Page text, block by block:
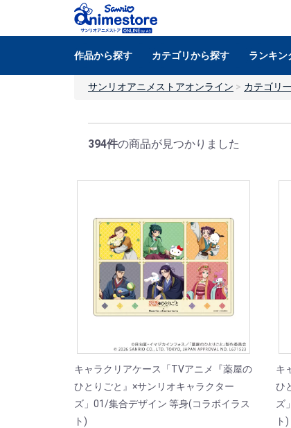
作品から探す カテゴリから探す ランキン
サンリオアニメストアオンライン カテゴリ
394件の商品が見つかりました
キャラクリアケース「TVアニメ『薬屋の
ひとりごと』×サンリオキャラクター
ズ」01/集合デザイン 等身(コラボイラス
ト)
キ
ひ
ズ
ト)